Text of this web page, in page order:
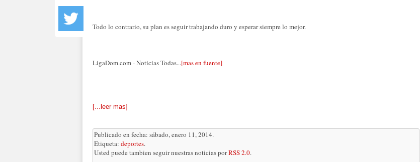
Todo lo contrario, su plan es seguir trabajando duro y esperar siempre lo mejor.
LigaDom.com - Noticias Todas...[mas en fuente]
[...leer mas]
Publicado en fecha: sábado, enero 11, 2014.
Etiqueta: deportes.
Usted puede tambien seguir nuestras noticias porRSS 2.0.